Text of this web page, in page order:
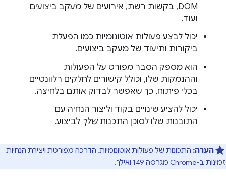
DOM, בקשות רשת, אירועים של מעקב ביצועים
ועוד.
יכול לבצע פעולות אוטונומיות כמו הפעלת
ביקורות ותיעוד של מעקב ביצועים.
הוא מספק הסבר מפורט על הפעולות
וההנמקות שלו, וכולל קישורים לחלקים רלוונטיים
בכלי פיתוח, כך שאפשר לבדוק אותם בלחיצה.
יכול להציע שינויים בקוד וליצור הנחיה עם
התובנות שלו לסוכן התכנותשלך לביצוע.
הערה: התכונות של פעולות אוטונומיות, הדרכה מפורטת ויצירת הנחיות
זמינות ב-Chrome מגרסה 149 ואילך.